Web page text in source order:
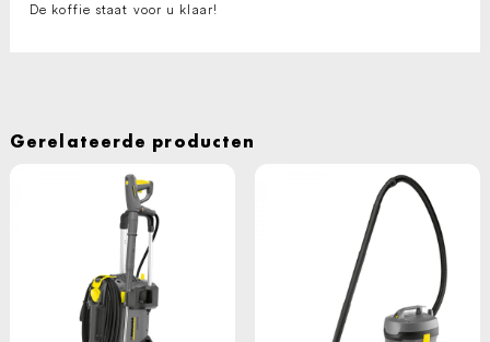
De koffie staat voor u klaar!
Gerelateerde producten